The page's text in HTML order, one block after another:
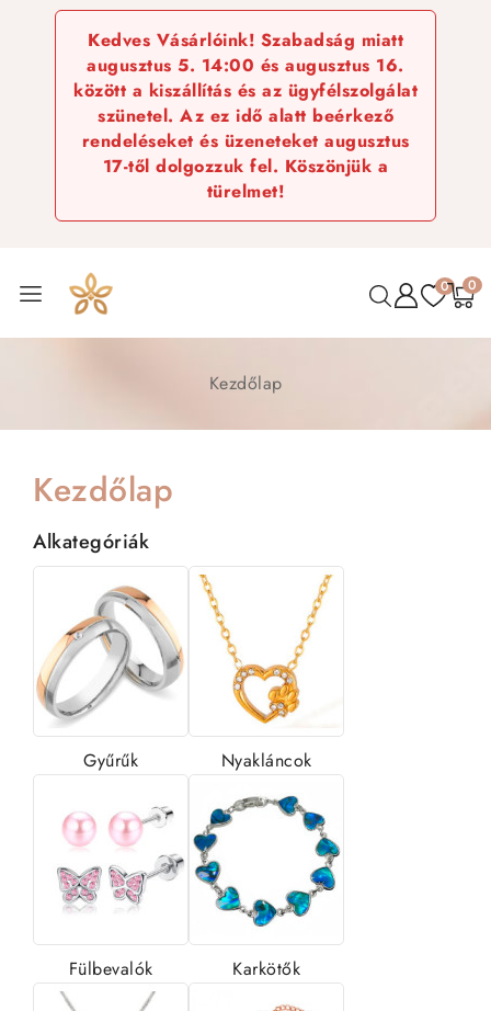
Kedves Vásárlóink! Szabadság miatt
augusztus 5. 14:00 és augusztus 16.
között a kiszállítás és az ügyfélszolgálat
szünetel. Az ez idő alatt beérkező
rendeléseket és üzeneteket augusztus
17-től dolgozzuk fel. Köszönjük a
türelmet!
0 0
Kezdőlap
Kezdőlap
Alkategóriák
Gyűrűk Nyakláncok
Fülbevalók Karkötők